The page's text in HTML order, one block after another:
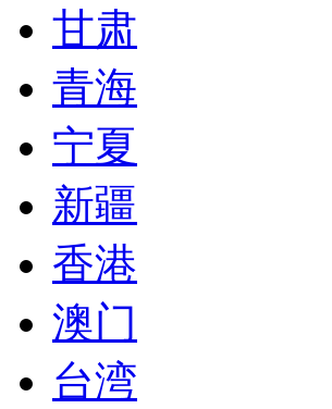
甘肃
青海
宁夏
新疆
香港
澳门
台湾